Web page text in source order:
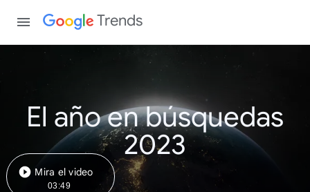
Trends
El año en búsquedas
2023
Mira el video
03:49